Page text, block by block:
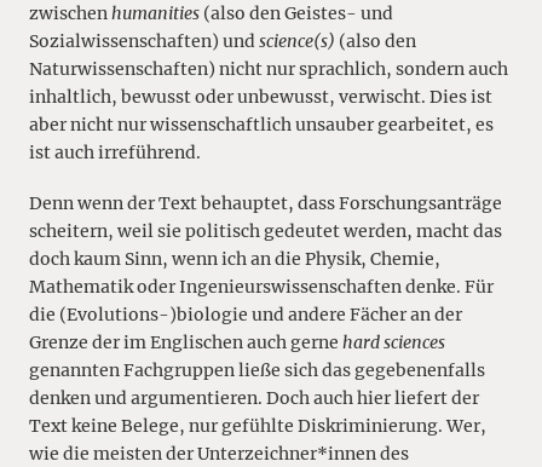
zwischenhumanities (also den Geistes- und
Sozialwissenschaften) undscience(s) (also den
Naturwissenschaften) nicht nur sprachlich, sondern auch
inhaltlich, bewusst oder unbewusst, verwischt. Dies ist
aber nicht nur wissenschaftlich unsauber gearbeitet, es
ist auch irreführend.
Denn wenn der Text behauptet, dass Forschungsanträge
scheitern, weil sie politisch gedeutet werden, macht das
doch kaum Sinn, wenn ich an die Physik, Chemie,
Mathematik oder Ingenieurswissenschaften denke. Für
die (Evolutions-)biologie und andere Fächer an der
Grenze der im Englischen auch gerne hard sciences
genannten Fachgruppen ließe sich das gegebenenfalls
denken und argumentieren. Doch auch hier liefert der
Text keine Belege, nur gefühlte Diskriminierung. Wer,
wie die meisten der Unterzeichner*innen des